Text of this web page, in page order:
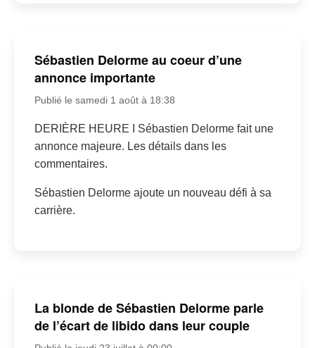
Sébastien Delorme au coeur d’une
annonce importante
Publié le samedi 1 août à 18:38
DERIÈRE HEURE I Sébastien Delorme fait une
annonce majeure. Les détails dans les
commentaires.
Sébastien Delorme ajoute un nouveau défi à sa
carrière.
La blonde de Sébastien Delorme parle
de l’écart de libido dans leur couple